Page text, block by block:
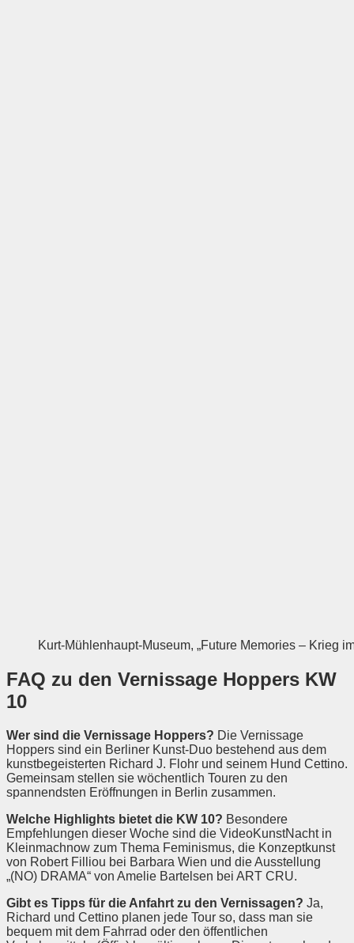
Kurt-Mühlenhaupt-Museum, „Future Memories – Krieg
FAQ zu den Vernissage Hoppers KW
10
Wer sind die Vernissage Hoppers? Die Vernissage
Hoppers sind ein Berliner Kunst-Duo bestehend aus dem
kunstbegeisterten Richard J. Flohr und seinem Hund Cettino.
Gemeinsam stellen sie wöchentlich Touren zu den
spannendsten Eröffnungen in Berlin zusammen.
Welche Highlights bietet die KW 10? Besondere
Empfehlungen dieser Woche sind die VideoKunstNacht in
Kleinmachnow zum Thema Feminismus, die Konzeptkunst
von Robert Filliou bei Barbara Wien und die Ausstellung
„(NO) DRAMA“ von Amelie Bartelsen bei ART CRU.
Gibt es Tipps für die Anfahrt zu den Vernissagen? Ja,
Richard und Cettino planen jede Tour so, dass man sie
bequem mit dem Fahrrad oder den öffentlichen